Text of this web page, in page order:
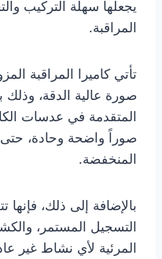
يجعلها سهلة التركيب
المراقبة.
تأتي كاميرا المراقبة
صورة عالية الدقة،
المتقدمة في عدسات
صوراً واضحة وحادة،
المنخفضة.
بالإضافة إلى ذلك،
التسجيل المستمر،
المرئية لأي نشاط غير